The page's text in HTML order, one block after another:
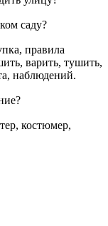
саду?
правила
варить, тушить,
наблюдений.
костюмер,